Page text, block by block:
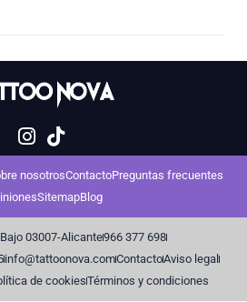
nosotrosContactoPreguntas frecuentes
SitemapBlog
03007-Alicante966 377 698
info@tattoonova.comContactoAviso legal
de cookiesTérminos y condiciones